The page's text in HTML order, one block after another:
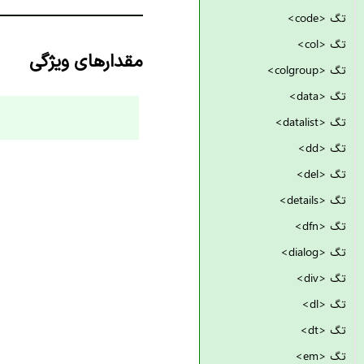
مقدارهای ویژگی
تگ <code>
تگ <col>
تگ <colgroup>
تگ <data>
تگ <datalist>
تگ <dd>
تگ <del>
تگ <details>
تگ <dfn>
تگ <dialog>
تگ <div>
تگ <dl>
تگ <dt>
تگ <em>